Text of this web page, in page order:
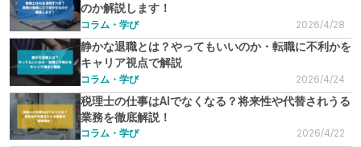
のか解説します！
コラム・学び 2026/4/28
静かな退職とは？やってもいいのか・転職に不利かを
キャリア視点で解説
コラム・学び 2026/4/24
税理士の仕事はAIでなくなる？将来性や代替されうる
業務を徹底解説！
コラム・学び 2026/4/22